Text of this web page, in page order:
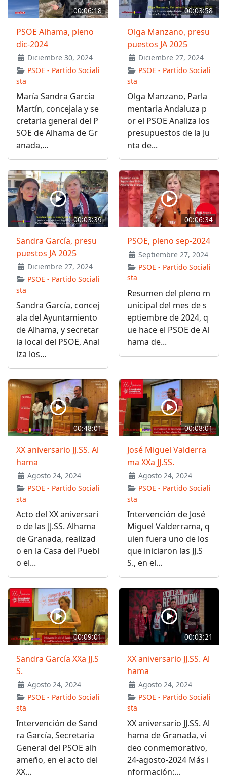
00:06:18
PSOE Alhama, pleno
dic-2024
Diciembre 30, 2024
PSOE - Partido Sociali
sta
María Sandra García
Martín, concejala y se
cretaria general del P
SOE de Alhama de Gr
anada,...
00:03:58
Olga Manzano, presu
puestos JA 2025
Diciembre 27, 2024
PSOE - Partido Sociali
sta
Olga Manzano, Parla
mentaria Andaluza p
or el PSOE Analiza los
presupuestos de la Ju
nta de...
00:03:39
Sandra García, presu
puestos JA 2025
Diciembre 27, 2024
PSOE - Partido Sociali
sta
Sandra García, concej
ala del Ayuntamiento
de Alhama, y secretar
ia local del PSOE, Anal
iza los...
00:06:34
PSOE, pleno sep-2024
Septiembre 27, 2024
PSOE - Partido Sociali
sta
Resumen del pleno m
unicipal del mes de s
eptiembre de 2024, q
ue hace el PSOE de Al
hama de...
00:48:01
XX aniversario JJ.SS. Al
hama
Agosto 24, 2024
PSOE - Partido Sociali
sta
Acto del XX aniversari
o de las JJ.SS. Alhama
de Granada, realizad
o en la Casa del Puebl
o el...
00:08:01
José Miguel Valderra
ma XXa JJ.SS.
Agosto 24, 2024
PSOE - Partido Sociali
sta
Intervención de José
Miguel Valderrama, q
uien fuera uno de los
que iniciaron las JJ.S
S., en el...
00:09:01
Sandra García XXa JJ.S
S.
Agosto 24, 2024
PSOE - Partido Sociali
sta
Intervención de Sand
ra García, Secretaria
General del PSOE alh
ameño, en el acto del
XX...
00:03:21
XX aniversario JJ.SS. Al
hama
Agosto 24, 2024
PSOE - Partido Sociali
sta
XX aniversario JJ.SS. Al
hama de Granada, vi
deo conmemorativo,
24-agosto-2024 Más i
nformación:...